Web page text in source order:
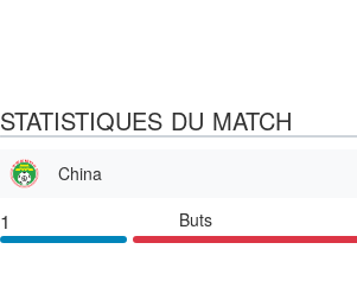
STATISTIQUES DU MATCH
China
1 Buts